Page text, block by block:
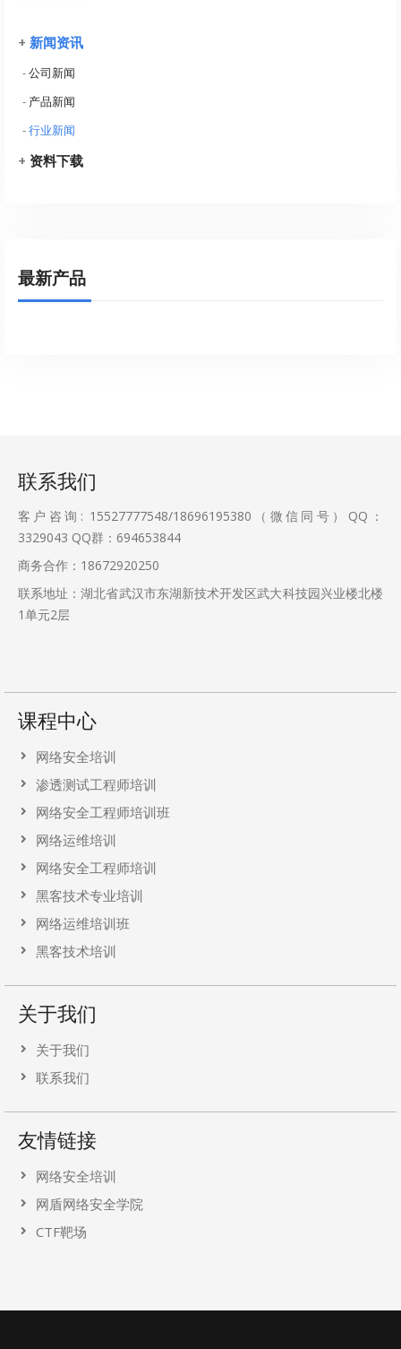
+ 新闻资讯
-公司新闻
- 产品新闻
-行业新闻
+ 资料下载
最新产品
联系我们
客户咨询: 15527777548/18696195380（微信同号）QQ：
3329043 QQ群：694653844
商务合作：18672920250
联系地址：湖北省武汉市东湖新技术开发区武大科技园兴业楼北楼
1单元2层
课程中心
网络安全培训
渗透测试工程师培训
网络安全工程师培训班
网络运维培训
网络安全工程师培训
黑客技术专业培训
网络运维培训班
黑客技术培训
关于我们
关于我们
联系我们
友情链接
网络安全培训
网盾网络安全学院
CTF靶场